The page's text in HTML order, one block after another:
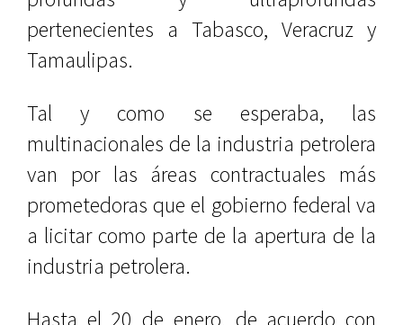
pertenecientes a Tabasco, Veracruz y
Tamaulipas.
Tal y como se esperaba, las
multinacionales de la industria petrolera
van por las áreas contractuales más
prometedoras que el gobierno federal va
a licitar como parte de la apertura de la
industria petrolera.
Hasta el 20 de enero, de acuerdo con